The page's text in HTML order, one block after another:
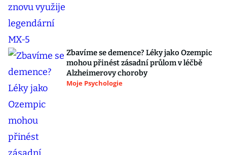
Zbavíme se demence? Léky jako Ozempic
mohou přinést zásadní průlom v léčbě
Alzheimerovy choroby
Moje Psychologie